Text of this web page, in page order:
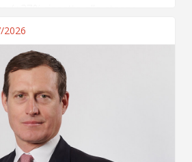
il percorso di
nella seconda metà del
più significativo se
di un contesto macroeconomico
moderata e da persistenti
tra cui tensioni geopolitiche e
...
2026